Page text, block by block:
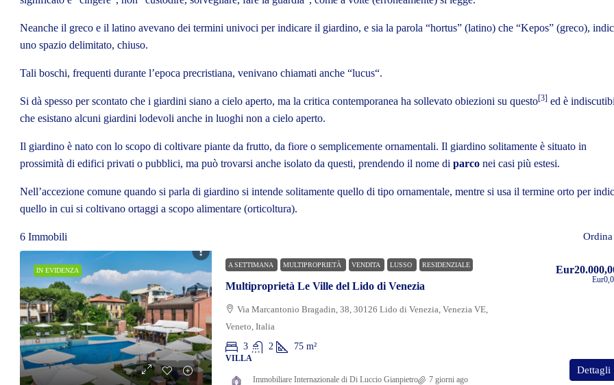
Neanche il greco e il latino avevano dei termini univoci per indicare il giardino, e sia la parola “hortus” (latino) che “Kepos” (greco),
uno spazio delimitato, chiuso.
Tali boschi, frequenti durante l’epoca precristiana, venivano chiamati anche “lucus“.
Si dà spesso per scontato che i giardini siano a cielo aperto, ma la critica contemporanea ha sollevato obiezioni su questo[3] ed è
che esistano alcuni giardini lodevoli anche in luoghi non a cielo aperto.
Il giardino è nato con lo scopo di coltivare piante da frutto, da fiore o semplicemente ornamentali. Il giardino solitamente è situato in
prossimità di edifici privati o pubblici, ma può trovarsi anche isolato da questi, prendendo il nome di parco nei casi più estesi.
Nell’accezione comune quando si parla di giardino si intende solitamente quello di tipo ornamentale, mentre si usa il termine orto per
quello in cui si coltivano ortaggi a scopo alimentare (orticoltura).
6 Immobili
IN EVIDENZA
A SETTIMANA MULTIPROPRIETÀ VENDITA LUSSO RESIDENZIALE
Multiproprietà Le Ville del Lido di Venezia
Via Marcantonio Bragadin, 38, 30126 Lido di Venezia, Venezia VE,
Veneto, Italia
3
2 75 m²
VILLA
Dettagli
Immobiliare Internazionale di Di Luccio Gianpietro 7 giorni ago